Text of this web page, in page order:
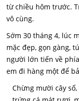
từ chiều hôm trước.
vô cùng.
Sớm 30 tháng 4, lúc
mặc đẹp, gọn gàng,
người lớn tiến về
em đi hàng một để
Chừng mười cây